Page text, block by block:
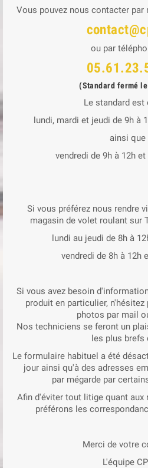
Vous pouvez nous contacter par
ou par
(Standard fermé
Le standard est
lundi, mardi et jeudi de 9h à
ainsi que
vendredi de 9h à 12h et
Si vous préférez nous rendre
magasin de volet roulant sur
lundi au jeudi de 8h à
vendredi de 8h à 12h
Si vous avez besoin
produit en particulier, n'hésitez
photos par mail
Nos techniciens se feront un
les plus brefs
Le formulaire habituel a été
jour ainsi qu'à des adresses
par mégarde par
Afin d'éviter tout litige quant aux
préférons les
Merci de votre
L'équipe